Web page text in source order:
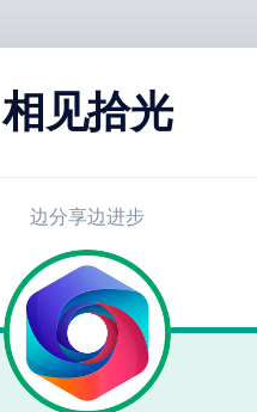
相见拾光
边分享边进步